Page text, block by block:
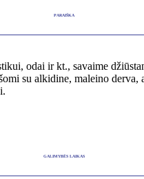
PARAIŠKA
odai ir kt., savaime
su alkidine, maleino derva,
GALIMYBĖS LAIKAS